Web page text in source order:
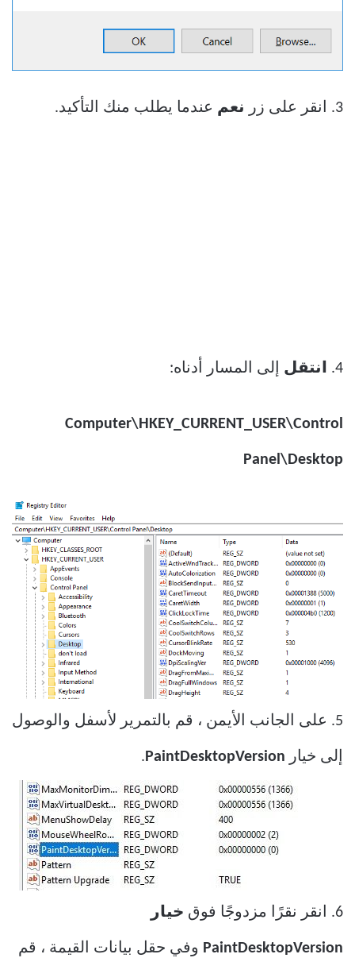
3. انقر على زر نعم عندما يطلب منك التأكيد.
4. انتقل إلى المسار أدناه:
Computer\HKEY_CURRENT_USER\Control
Panel\Desktop
5. على الجانب الأيمن ، قم بالتمرير لأسفل والوصول
إلى خيار PaintDesktopVersion
.
6. انقر نقرًا مزدوجًا فوق خيار
PaintDesktopVersion وفي حقل بيانات القيمة ، قم